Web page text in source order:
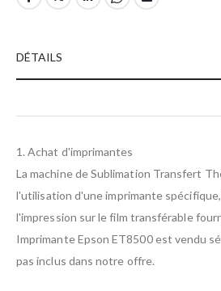
DÉTAILS
1. Achat d'imprimantes
La machine de Sublimation Transfert
l'utilisation d'une imprimante
l'impression sur le film transférable
Imprimante Epson ET8500 est vendu
pas inclus dans notre offre.